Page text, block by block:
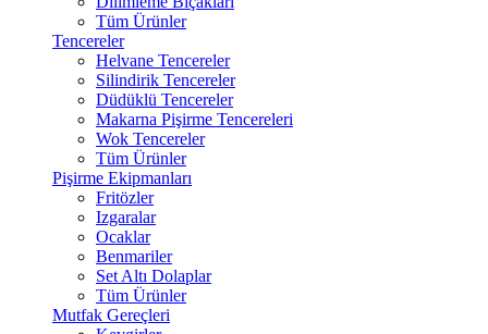
Tüm Ürünler
Tencereler
Helvane Tencereler
Silindirik Tencereler
Düdüklü Tencereler
Makarna Pişirme Tencereleri
Wok Tencereler
Tüm Ürünler
Pişirme Ekipmanları
Fritözler
Izgaralar
Ocaklar
Benmariler
Set Altı Dolaplar
Tüm Ürünler
Mutfak Gereçleri